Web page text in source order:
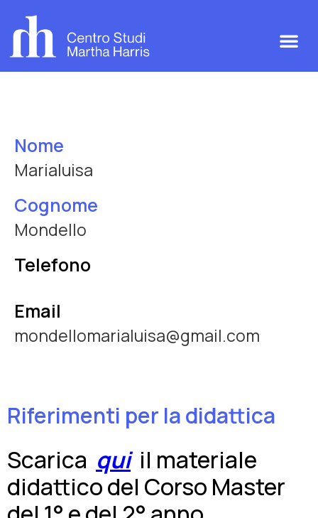
Nome
Marialuisa
Cognome
Mondello
Telefono
Email
mondellomarialuisa@gmail.com
Riferimenti per la didattica
Scarica quiil materiale
didattico del Corso Master